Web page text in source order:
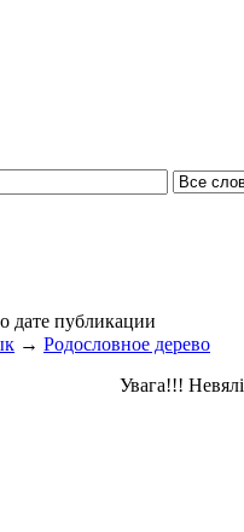
дате публикации
→ Родословное дерево
Увага!!!